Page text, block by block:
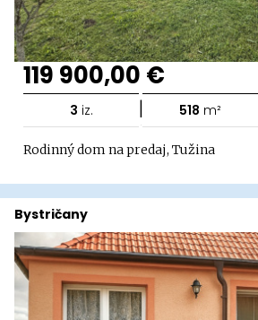
119 900,00 €
3 iz. | 518 m²
Rodinný dom na predaj, Tužina
Bystričany